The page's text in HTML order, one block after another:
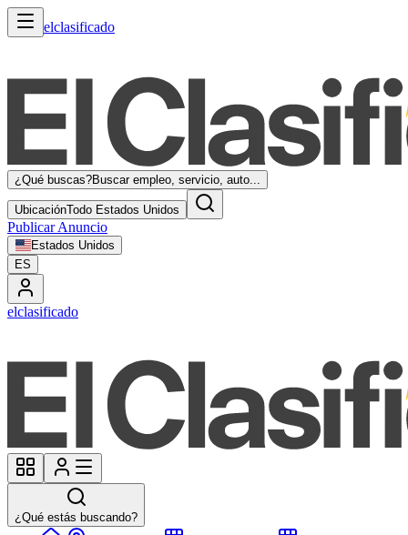
elclasificado
¿Qué buscas?Buscar empleo, servicio, auto...
UbicaciónTodo Estados Unidos
Publicar Anuncio
Estados Unidos
ES
elclasificado
¿Qué estás buscando?